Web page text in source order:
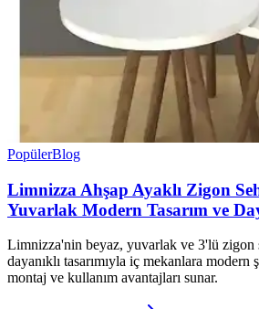
PopülerBlog
Limnizza Ahşap Ayaklı Zigon
Yuvarlak Modern Tasarım ve
Limnizza'nin beyaz, yuvarlak ve 3'lü zigon
dayanıklı tasarımıyla iç mekanlara modern
montaj ve kullanım avantajları sunar.